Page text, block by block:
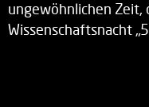
ungewöhnlichen Zeit,
Wissenschaftsnacht